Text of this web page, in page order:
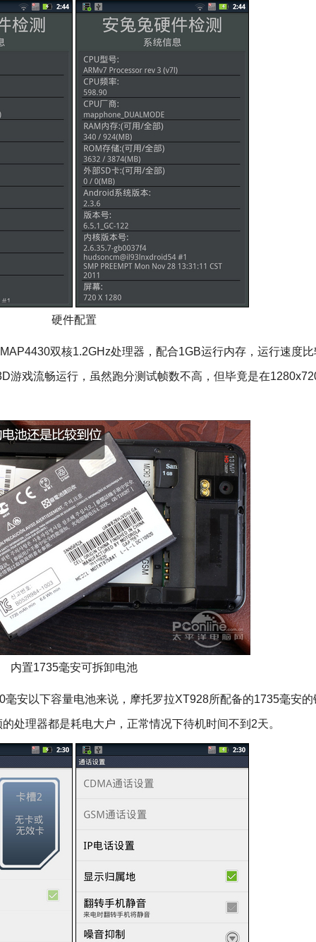
硬件配置
双核1.2GHz处理器，配合1GB运行内存，运行速度比
游戏流畅运行，虽然跑分测试帧数不高，但毕竟是在
内置1735毫安可拆卸电池
以下容量电池来说，摩托罗拉XT928所配备的1735毫安的
处理器都是耗电大户，正常情况下待机时间不到2天。